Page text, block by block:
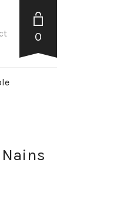
0
Nains